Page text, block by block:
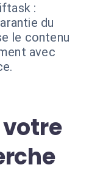
:
du
le contenu
avec